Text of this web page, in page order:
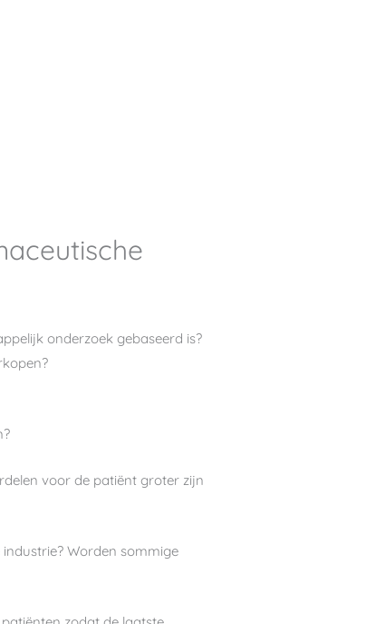
onderzoek gebaseerd is?
voor de patiënt groter zijn
Worden sommige